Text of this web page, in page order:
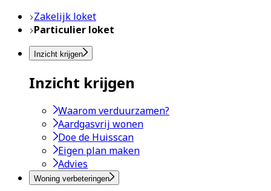
Zakelijk loket
Particulier loket
Inzicht krijgen
Inzicht krijgen
Waarom verduurzamen?
Aardgasvrij wonen
Doe de Huisscan
Eigen plan maken
Advies
Woning verbeteringen